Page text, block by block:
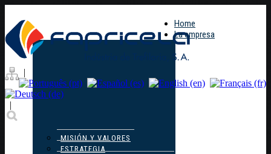
|
|
Home
La empresa
MISIÓN Y VALORES
ESTRATEGIA